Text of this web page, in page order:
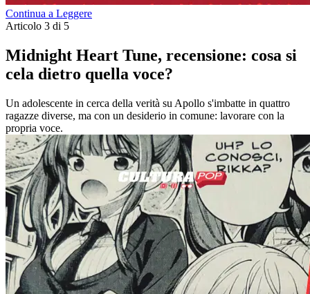
Continua a Leggere
Articolo 3 di 5
Midnight Heart Tune, recensione: cosa si
cela dietro quella voce?
Un adolescente in cerca della verità su Apollo s'imbatte in quattro
ragazze diverse, ma con un desiderio in comune: lavorare con la
propria voce.